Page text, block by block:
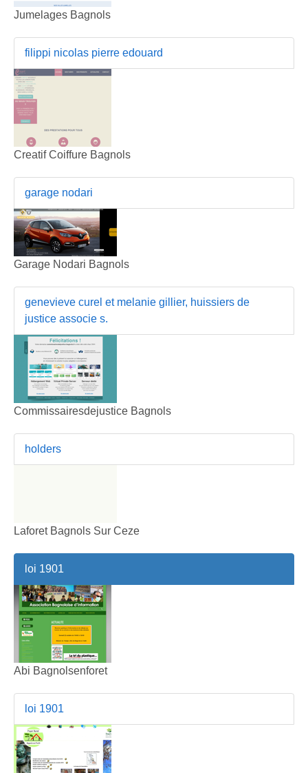
Jumelages Bagnols
filippi nicolas pierre edouard
Creatif Coiffure Bagnols
garage nodari
Garage Nodari Bagnols
genevieve curel et melanie gillier, huissiers de
justice associe s.
Commissairesdejustice Bagnols
holders
Laforet Bagnols Sur Ceze
loi 1901
Abi Bagnolsenforet
loi 1901